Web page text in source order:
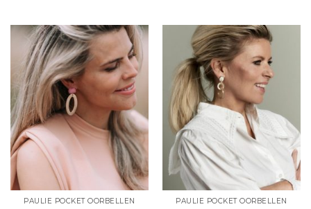
PAULIE POCKET OORBELLEN PAULIE POCKET OORBELLEN